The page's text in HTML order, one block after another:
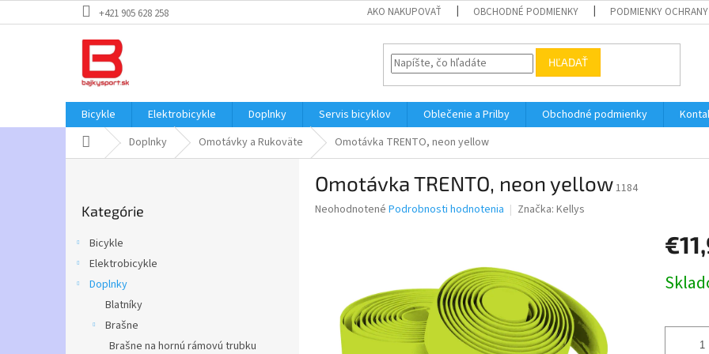
na
+421 905 628 258 AKO NAKUPOVAŤ OBCHODNÉ PODMIENKY PODMIENKY OCHRANY
HĽADAŤ
Bicykle Elektrobicykle Doplnky Servis bicyklov Oblečenie a Prilby Obchodné podmienky
DomovDoplnky Omotávky a Rukoväte Omotávka TRENTO, neon yellow
kategórie
Kategórie
Bicykle
Elektrobicykle
Doplnky
Blatníky
Brašne
Brašne na hornú rámovú trubku
Omotávka TRENTO, neon yellow1184
Priemerné
hviezdičiek.
Neohodnotené Podrobnosti hodnotenia Značka: Kellys
cena: